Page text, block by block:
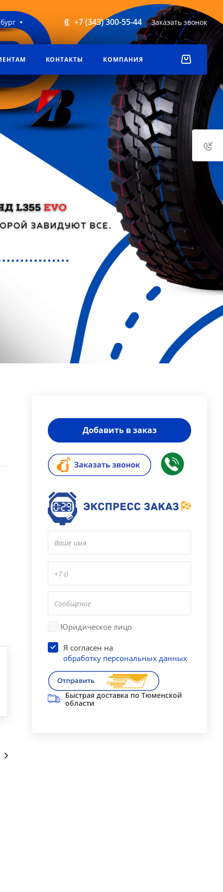
+7 (343) 300-55-44 Заказать звонок
КОНТАКТЫ КОМПАНИЯ
Добавить в заказ
Юридическое лицо
Я согласен на
обработку персональных данных
Быстрая доставка по Тюменской
области
Сопутствующие